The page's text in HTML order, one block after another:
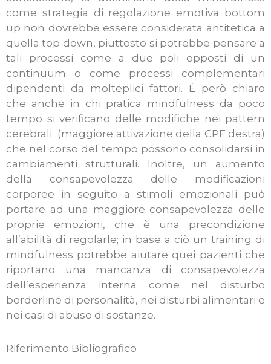
come strategia di regolazione emotiva bottom
up non dovrebbe essere considerata antitetica a
quella top down, piuttosto si potrebbe pensare a
tali processi come a due poli opposti di un
continuum o come processi complementari
dipendenti da molteplici fattori. È però chiaro
che anche in chi pratica mindfulness da poco
tempo si verificano delle modifiche nei pattern
cerebrali (maggiore attivazione della CPF destra)
che nel corso del tempo possono consolidarsi in
cambiamenti strutturali. Inoltre, un aumento
della consapevolezza delle modificazioni
corporee in seguito a stimoli emozionali può
portare ad una maggiore consapevolezza delle
proprie emozioni, che è una precondizione
all’abilità di regolarle; in base a ciò un training di
mindfulness potrebbe aiutare quei pazienti che
riportano una mancanza di consapevolezza
dell’esperienza interna come nel disturbo
borderline di personalità, nei disturbi alimentari e
nei casi di abuso di sostanze.
Riferimento Bibliografico